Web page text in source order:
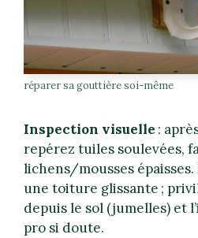
réparer sa gouttière soi-même
Inspection visuelle :
repérez tuiles soulevées,
lichens/mousses épaisses.
une toiture glissante ;
depuis le sol (jumelles) et
pro si doute.